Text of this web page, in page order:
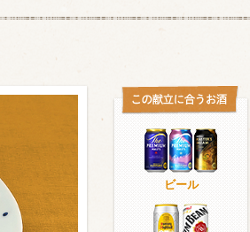
くだもの
ウイスキー・ブランデー 焼酎
ビール